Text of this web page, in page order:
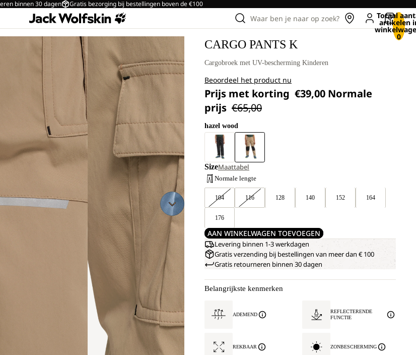
binnen 30 dagen Gratis bezorging bij bestellingen boven de €100
Waar ben je naar op zoek? Totaal
artikelen
0
CARGO PANTS K
Cargobroek met UV-bescherming Kinderen
Beoordeel het product nu
Prijs met korting €39,00 Normale
prijs €65,00
hazel wood
SizeMaattabel
Normale lengte
104 116 128 140 152 164
176
AAN WINKELWAGEN TOEVOEGEN
Levering binnen 1-3 werkdagen
Gratis verzending bij bestellingen van meer dan € 100
Gratis retourneren binnen 30 dagen
Belangrijkste kenmerken
ADEMEND
REFLECTERENDE
FUNCTIE
REKBAAR ZONBESCHERMING